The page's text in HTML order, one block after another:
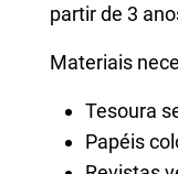
partir de 3
Materiais
Tesoura
Papéis